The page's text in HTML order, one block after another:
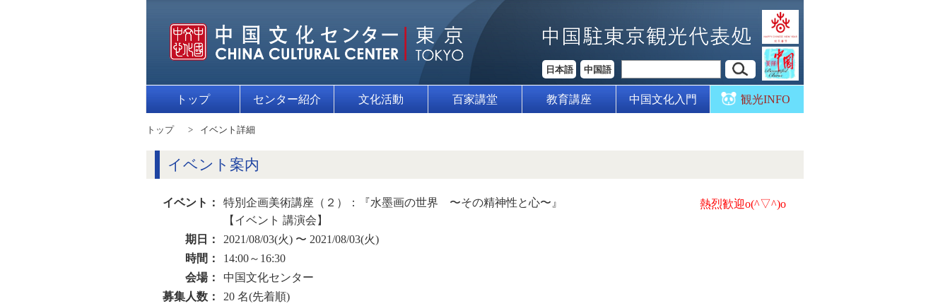
日本語 中国語
トップ センター紹介 文化活動 百家講堂 教育講座 中国文化入門 観光INFO
トップ イベント詳細
イベント案内
イベント： 熱烈歓迎o(^▽^)o
特別企画美術講座（２）：『水墨画の世界 〜その精神性と心〜』
【イベント 講演会】
期日：
2021/08/03(火) 〜 2021/08/03(火)
時間：
14:00～16:30
会場：
中国文化センター
募集人数：
20 名(先着順)